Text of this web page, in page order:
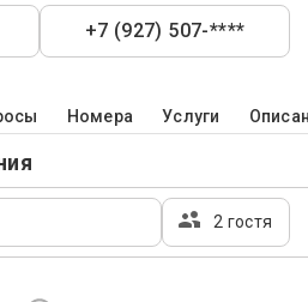
+7 (927) 507-****
Номера Услуги
2 гостя